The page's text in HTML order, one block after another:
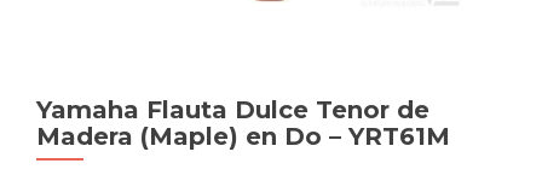
Yamaha Flauta Dulce Tenor de
Madera (Maple) en Do – YRT61M